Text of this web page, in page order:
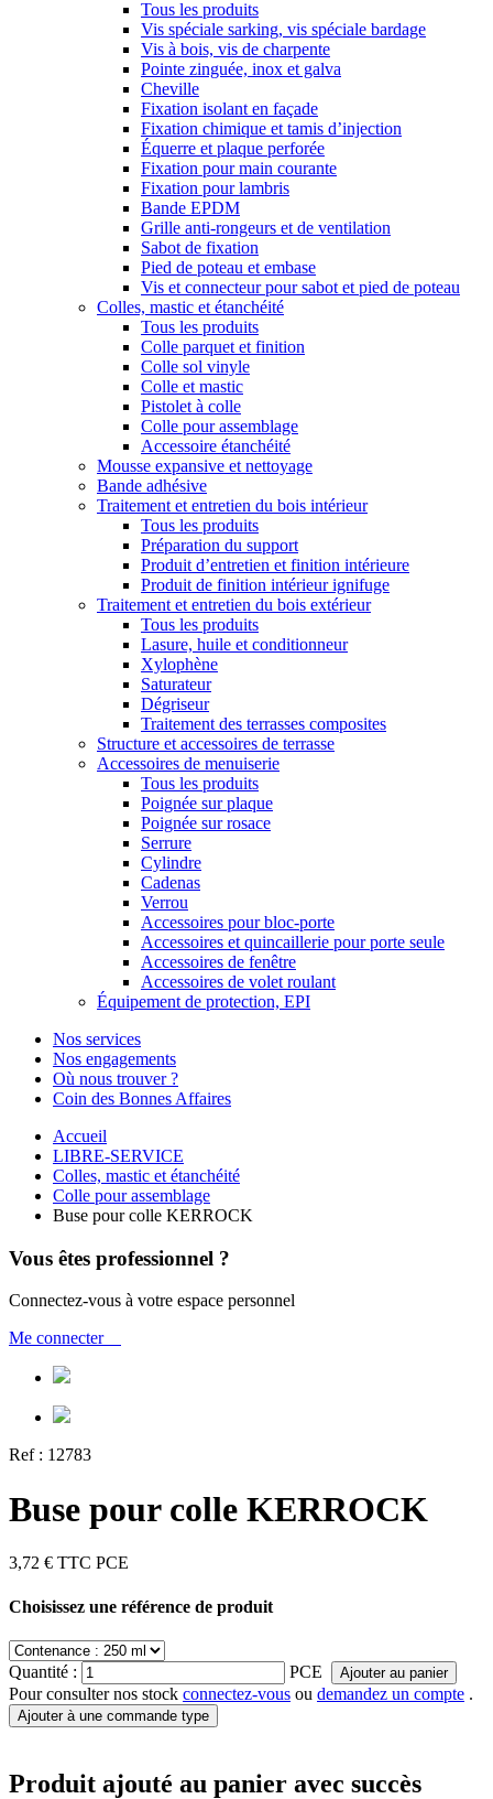
Tous les produits
Vis spéciale sarking, vis spéciale bardage
Vis à bois, vis de charpente
Pointe zinguée, inox et galva
Cheville
Fixation isolant en façade
Fixation chimique et tamis d’injection
Équerre et plaque perforée
Fixation pour main courante
Fixation pour lambris
Bande EPDM
Grille anti-rongeurs et de ventilation
Sabot de fixation
Pied de poteau et embase
Vis et connecteur pour sabot et pied de poteau
Colles, mastic et étanchéité
Tous les produits
Colle parquet et finition
Colle sol vinyle
Colle et mastic
Pistolet à colle
Colle pour assemblage
Accessoire étanchéité
Mousse expansive et nettoyage
Bande adhésive
Traitement et entretien du bois intérieur
Tous les produits
Préparation du support
Produit d’entretien et finition intérieure
Produit de finition intérieur ignifuge
Traitement et entretien du bois extérieur
Tous les produits
Lasure, huile et conditionneur
Xylophène
Saturateur
Dégriseur
Traitement des terrasses composites
Structure et accessoires de terrasse
Accessoires de menuiserie
Tous les produits
Poignée sur plaque
Poignée sur rosace
Serrure
Cylindre
Cadenas
Verrou
Accessoires pour bloc-porte
Accessoires et quincaillerie pour porte seule
Accessoires de fenêtre
Accessoires de volet roulant
Équipement de protection, EPI
Nos services
Nos engagements
Où nous trouver ?
Coin des Bonnes Affaires
Accueil
LIBRE-SERVICE
Colles, mastic et étanchéité
Colle pour assemblage
Buse pour colle KERROCK
Vous êtes professionnel ?
Connectez-vous à votre espace personnel
Me connecter
Ref : 12783
Buse pour colle KERROCK
3,72 € TTC PCE
Choisissez une référence de produit
Quantité : PCE Ajouter au panier
Pour consulter nos stock connectez-vous ou demandez un compte .
Ajouter à une commande type
Produit ajouté au panier avec succès